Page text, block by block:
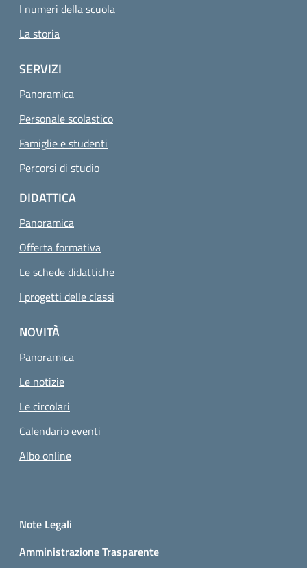
I numeri della scuola
La storia
SERVIZI
Panoramica
Personale scolastico
Famiglie e studenti
Percorsi di studio
DIDATTICA
Panoramica
Offerta formativa
Le schede didattiche
I progetti delle classi
NOVITÀ
Panoramica
Le notizie
Le circolari
Calendario eventi
Albo online
Small prints
Note Legali
Amministrazione Trasparente